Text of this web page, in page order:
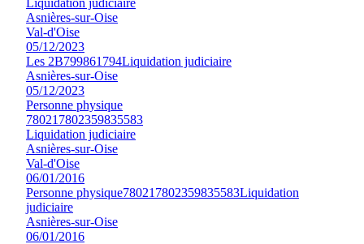
Asnières-sur-Oise
Val-d'Oise
05/12/2023
Les 2B799861794Liquidation judiciaire
Asnières-sur-Oise
05/12/2023
Personne physique
780217802359835583
Liquidation judiciaire
Asnières-sur-Oise
Val-d'Oise
06/01/2016
Personne physique780217802359835583Liquidation
judiciaire
Asnières-sur-Oise
06/01/2016